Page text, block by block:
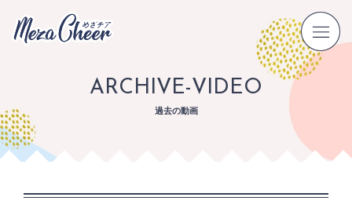
ARCHIVE-VIDEO
過去の動画